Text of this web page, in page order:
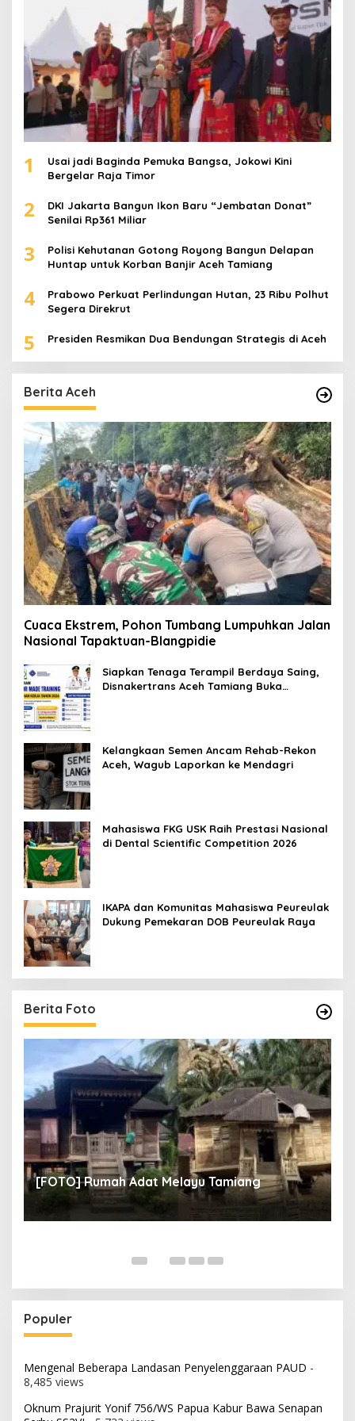
1
Usai jadi Baginda Pemuka Bangsa, Jokowi Kini
Bergelar Raja Timor
2
DKI Jakarta Bangun Ikon Baru “Jembatan Donat”
Senilai Rp361 Miliar
3
Polisi Kehutanan Gotong Royong Bangun Delapan
Huntap untuk Korban Banjir Aceh Tamiang
4
Prabowo Perkuat Perlindungan Hutan, 23 Ribu Polhut
Segera Direkrut
5 Presiden Resmikan Dua Bendungan Strategis di Aceh
Berita Aceh
Cuaca Ekstrem, Pohon Tumbang Lumpuhkan Jalan
Nasional Tapaktuan-Blangpidie
Siapkan Tenaga Terampil Berdaya Saing,
Disnakertrans Aceh Tamiang Buka
Kelangkaan Semen Ancam Rehab-Rekon
Aceh, Wagub Laporkan ke Mendagri
Mahasiswa FKG USK Raih Prestasi Nasional
di Dental Scientific Competition 2026
IKAPA dan Komunitas Mahasiswa Peureulak
Dukung Pemekaran DOB Peureulak Raya
Berita Foto
[FOTO] Rumah Adat Melayu Tamiang
Populer
Mengenal Beberapa Landasan Penyelenggaraan PAUD -
8,485 views
Oknum Prajurit Yonif 756/WS Papua Kabur Bawa Senapan